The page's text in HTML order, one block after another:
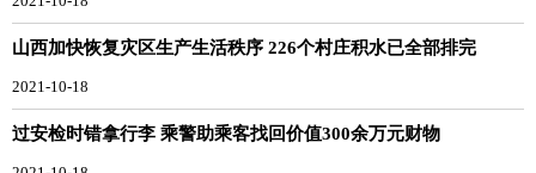
山西加快恢复灾区生产生活秩序 226个村庄积水已全部排完
2021-10-18
过安检时错拿行李 乘警助乘客找回价值300余万元财物